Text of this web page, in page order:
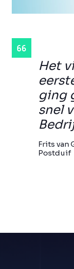
Het
ging
snel
Frits van
Postduif